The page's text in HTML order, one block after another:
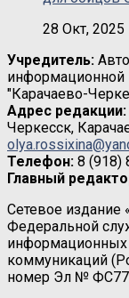
28 Окт, 2025
Учредитель:
информационной
"Карачаево-
Адрес редакции:
Черкесск,
Телефон: 8 (918)
Главный
Сетевое издание
Федеральной
информационных
коммуникаций
номер Эл № ФС77-